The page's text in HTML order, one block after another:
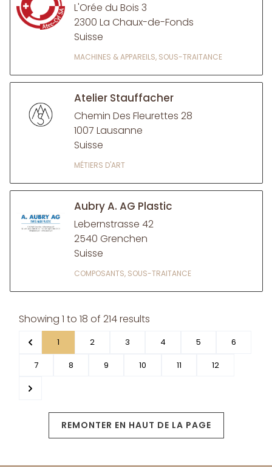
L'Orée du Bois 3
2300 La Chaux-de-Fonds
Suisse
MACHINES & APPAREILS, SOUS-TRAITANCE
Atelier Stauffacher
Chemin Des Fleurettes 28
1007 Lausanne
Suisse
MÉTIERS D'ART
Aubry A. AG Plastic
Lebernstrasse 42
2540 Grenchen
Suisse
COMPOSANTS, SOUS-TRAITANCE
Showing 1 to 18 of 214results
1 2 3 4 5
6
7
8 9 10 11 12
REMONTER EN HAUT DE LA PAGE